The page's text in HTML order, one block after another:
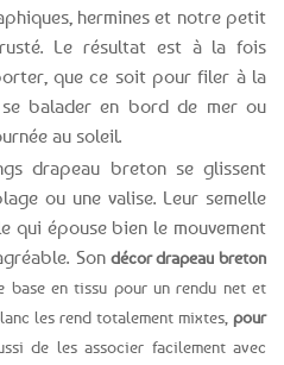
hermines et notre petit
Le résultat est à la fois
que ce soit pour filer à la
balader en bord de mer ou
au soleil.
drapeau breton se glissent
ou une valise. Leur semelle
qui épouse bien le mouvement
Sondécor drapeau breton
base en tissu pour un rendu net et
les rend totalement mixtes, pour
de les associer facilement avec